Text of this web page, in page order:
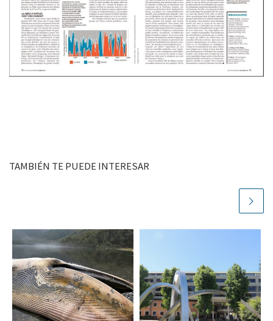
TAMBIÉN TE PUEDE INTERESAR